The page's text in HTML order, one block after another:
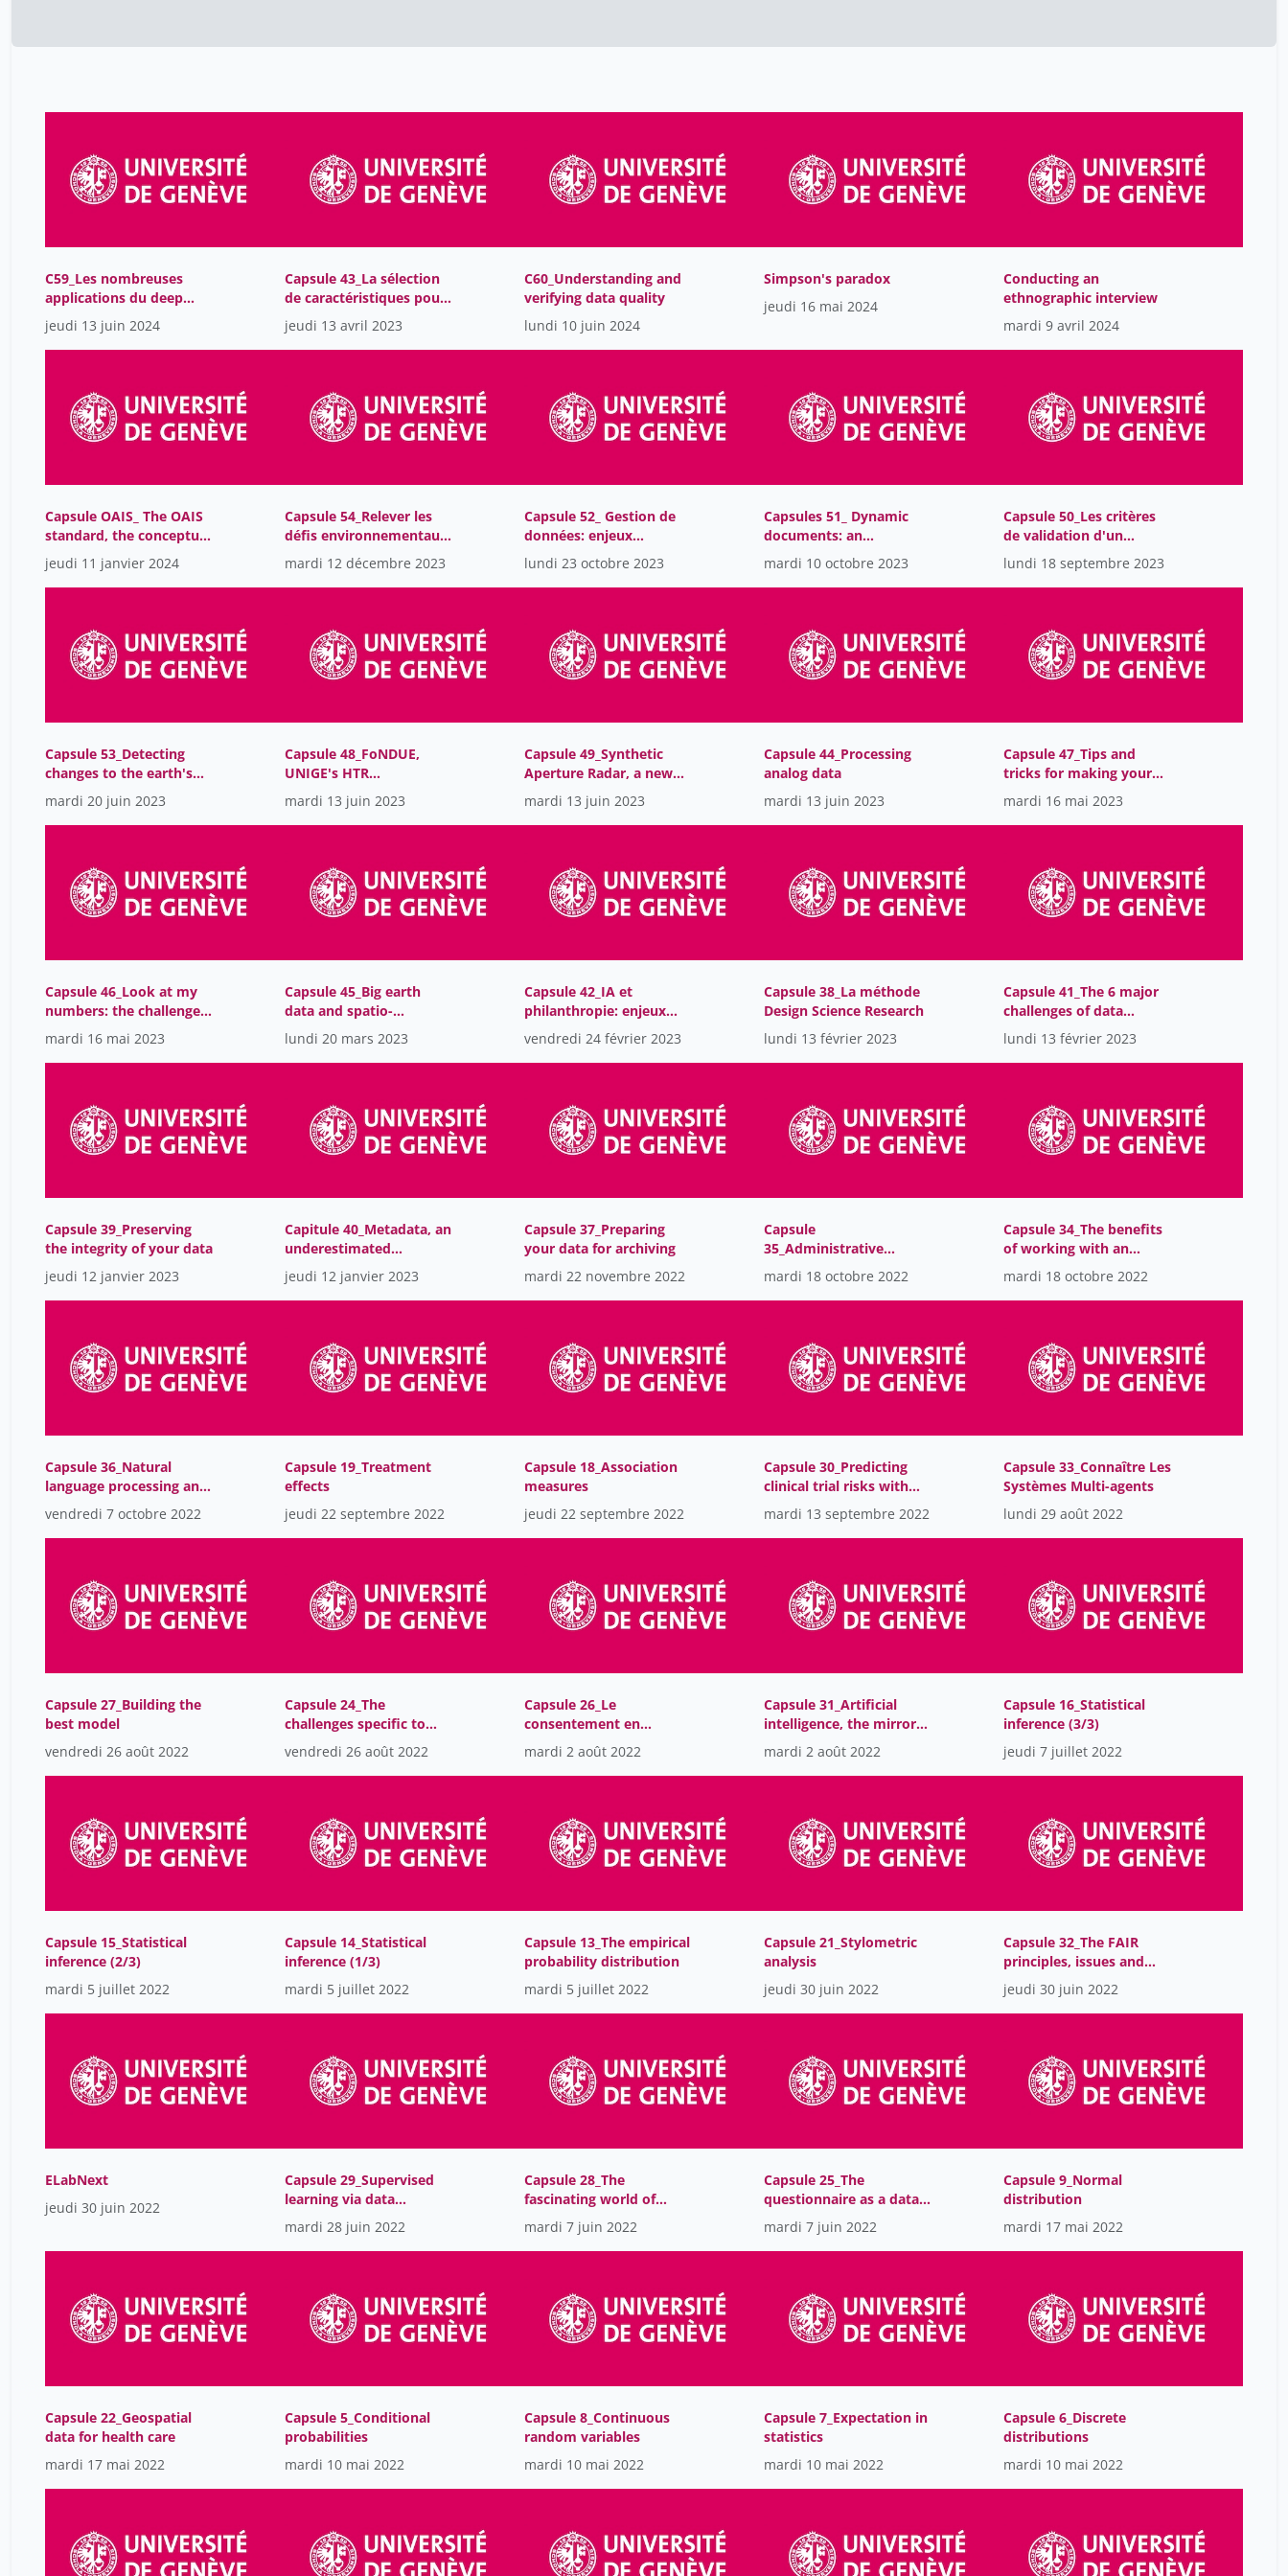
Atassi Lara 17
Aurélia Marques Oliveira 29
Bachmann Delphine 17
Bakalinska Olga 17
Bastien Janik
Beck Éléonore
Benavente Ana 12
Bengoa Miren 17
Boateng Melody
Boisvert Michèle
Borys Nataliya 12
Brantut Jean-Philippe 1
Brousseau Elisabeth
Burutaran Ane Casajús
Cachin Sylvie
Cardoso Miguel 12
Cavalieri Matteo 17
Chbat Marianne
Chevalier Léonie 12
Choplin Armelle
Christian Lovis
30
Cicchini Marco 12
Claes Patrik 12
Crettenand Mathieu
De Monte Mara
De Sola Isabel
Della Casa Francesco 12
Denisa Rodila 29
Donin Nicolas 1
Donnet Geneviève
Duchatellier Moetsi 15
Dureux Hélène 15
Eichenberger Etienne 17
Evie Vergauwe
Farré Sébastien
Federico Carducci
Fischer Philipp 17
Floriane Muller 29
Fontanet Nathalie
Fornerod Nicolas
Freiburghaus Aline 17
Galil Gabriel 15
Gauvard Claude 12
Gerber Yolande
Giovanna Di Marzo
Gomez Alfonso 31
Gomez Lucia 17
Graziani Mara
Gregory Giuliani
Gyarmathy Erno 12
Gómez Laura Rodríguez 12
C59_Les nombreuses
applications du deep
learning
jeudi 13 juin 2024
Capsule 43_La sélection
de caractéristiques pour
calibrer son modèle
jeudi 13 avril 2023
C60_Understanding and
verifying data quality
lundi 10 juin 2024
Simpson's paradox
jeudi 16 mai 2024
Conducting an
ethnographic interview
mardi 9 avril 2024
Capsule OAIS_ The OAIS
standard, the conceptual
basis for archiving
jeudi 11 janvier 2024
Capsule 54_Relever les
défis environnementaux
grâce à l'IA
mardi 12 décembre 2023
Capsule 52_ Gestion de
données: enjeux
juridiques, lois et
réglementations
lundi 23 octobre 2023
Capsules 51_ Dynamic
documents: an
alternative to word
processors
mardi 10 octobre 2023
Capsule 50_Les critères
de validation d'un
modèle
lundi 18 septembre 2023
Capsule 53_Detecting
changes to the earth's
surface
mardi 20 juin 2023
Capsule 48_FoNDUE,
UNIGE's HTR
infrastructure
mardi 13 juin 2023
Capsule 49_Synthetic
Aperture Radar, a new
source of data
mardi 13 juin 2023
Capsule 44_Processing
analog data
mardi 13 juin 2023
Capsule 47_Tips and
tricks for making your
datasets visible
mardi 16 mai 2023
Capsule 46_Look at my
numbers: the challenges
of data visualization
mardi 16 mai 2023
Capsule 45_Big earth
data and spatio-
temporal analysis
lundi 20 mars 2023
Capsule 42_IA et
philanthropie: enjeux
éthiques
vendredi 24 février 2023
Capsule 38_La méthode
Design Science Research
lundi 13 février 2023
Capsule 41_The 6 major
challenges of data
archiving
lundi 13 février 2023
Capsule 39_Preserving
the integrity of your data
jeudi 12 janvier 2023
Capitule 40_Metadata, an
underestimated
facilitator
jeudi 12 janvier 2023
Capsule 37_Preparing
your data for archiving
mardi 22 novembre 2022
Capsule
35_Administrative
registers, a goldmine for
researchers
mardi 18 octobre 2022
Capsule 34_The benefits
of working with an
analyst
mardi 18 octobre 2022
Capsule 36_Natural
language processing and
its application
vendredi 7 octobre 2022
Capsule 19_Treatment
effects
jeudi 22 septembre 2022
Capsule 18_Association
measures
jeudi 22 septembre 2022
Capsule 30_Predicting
clinical trial risks with
machine learning
mardi 13 septembre 2022
Capsule 33_Connaître Les
Systèmes Multi-agents
lundi 29 août 2022
Capsule 27_Building the
best model
vendredi 26 août 2022
Capsule 24_The
challenges specific to
data management
vendredi 26 août 2022
Capsule 26_Le
consentement en
recherche: enjeux et
modèles existants
mardi 2 août 2022
Capsule 31_Artificial
intelligence, the mirror
of our society
mardi 2 août 2022
Capsule 16_Statistical
inference (3/3)
jeudi 7 juillet 2022
Capsule 15_Statistical
inference (2/3)
mardi 5 juillet 2022
Capsule 14_Statistical
inference (1/3)
mardi 5 juillet 2022
Capsule 13_The empirical
probability distribution
mardi 5 juillet 2022
Capsule 21_Stylometric
analysis
jeudi 30 juin 2022
Capsule 32_The FAIR
principles, issues and
best practices
jeudi 30 juin 2022
ELabNext
jeudi 30 juin 2022
Capsule 29_Supervised
learning via data
annotation
mardi 28 juin 2022
Capsule 28_The
fascinating world of
machine learning
mardi 7 juin 2022
Capsule 25_The
questionnaire as a data
collection tool
mardi 7 juin 2022
Capsule 9_Normal
distribution
mardi 17 mai 2022
Capsule 22_Geospatial
data for health care
mardi 17 mai 2022
Capsule 5_Conditional
probabilities
mardi 10 mai 2022
Capsule 8_Continuous
random variables
mardi 10 mai 2022
Capsule 7_Expectation in
statistics
mardi 10 mai 2022
Capsule 6_Discrete
distributions
mardi 10 mai 2022